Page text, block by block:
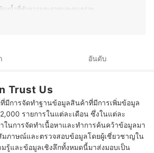
วัติของ กองบรรณาธิการ mybest Thailand
งน้ำที่ทำความสะอาดและดูแลง่าย
ำ ยี่ห้อไหนดี แนะนำโถสุขภัณฑ์ อ่างล้างหน้า ก๊อก
อันดับ
Trust Us
ที่มีการจัดทำฐานข้อมูลสินค้าที่มีการเพิ่มข้อมูล
รายการในแต่ละเดือน ซึ่งในแต่ละ
ในการจัดทำเนื้อหาและทำการค้นคว้าข้อมูลมา
มภาษณ์และตรวจสอบข้อมูลโดยผู้เชี่ยวชาญใน
รู้และข้อมูลเชิงลึกทั้งหมดนี้มาส่งมอบเป็น